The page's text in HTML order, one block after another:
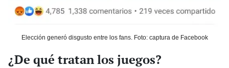
Elección generó disgusto entre los fans. Foto: captura de Facebook
¿De qué tratan los juegos?